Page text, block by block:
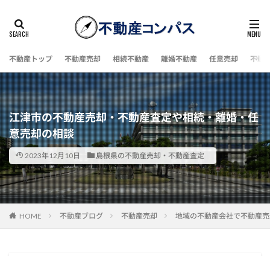
不動産トップ 不動産売却 相続不動産 離婚不動産 任意売却 不動
江津市の不動産売却・不動産査定や相続・離婚・任
意売却の相談
2023年12月10日 島根県の不動産売却・不動産査定
HOME 不動産ブログ 不動産売却 地域の不動産会社で不動産